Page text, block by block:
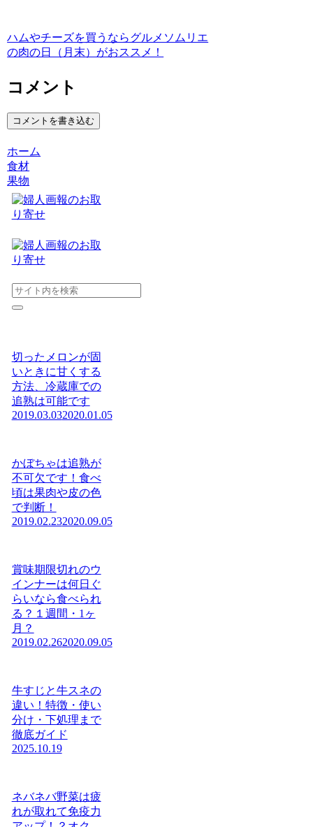
ハムやチーズを買うならグルメソムリエ
の肉の日（月末）がおススメ！
コメント
コメントを書き込む
ホーム
食材
果物
切ったメロンが固
いときに甘くする
方法、冷蔵庫での
追熟は可能です
2019.03.032020.01.05
かぼちゃは追熟が
不可欠です！食べ
頃は果肉や皮の色
で判断！
2019.02.232020.09.05
賞味期限切れのウ
インナーは何日ぐ
らいなら食べられ
る？１週間・1ヶ
月？
2019.02.262020.09.05
牛すじと牛スネの
違い！特徴・使い
分け・下処理まで
徹底ガイド
2025.10.19
ネバネバ野菜は疲
れが取れて免疫力